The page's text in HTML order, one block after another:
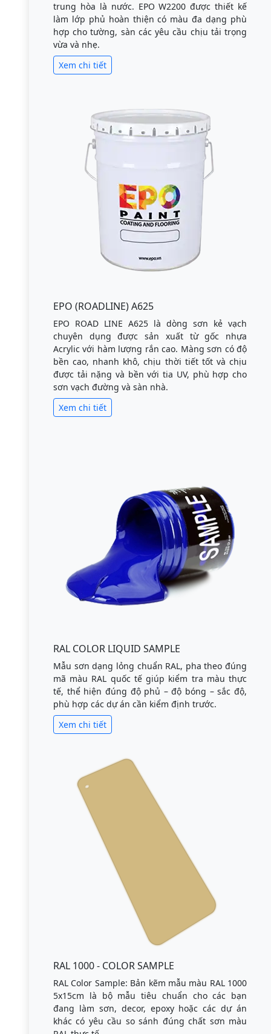
trung hòa là nước. EPO W2200 được thiết kế
làm lớp phủ hoàn thiện có màu đa dạng phù
hợp cho tường, sàn các yêu cầu chịu tải trọng
vừa và nhẹ.
Xem chi tiết
EPO (ROADLINE) A625
EPO ROAD LINE A625 là dòng sơn kẻ vạch
chuyên dụng được sản xuất từ gốc nhựa
Acrylic với hàm lượng rắn cao. Màng sơn có độ
bền cao, nhanh khô, chịu thời tiết tốt và chịu
được tải nặng và bền với tia UV, phù hợp cho
sơn vạch đường và sàn nhà.
Xem chi tiết
RAL COLOR LIQUID SAMPLE
Mẫu sơn dạng lỏng chuẩn RAL, pha theo đúng
mã màu RAL quốc tế giúp kiểm tra màu thực
tế, thể hiện đúng độ phủ – độ bóng – sắc độ,
phù hợp các dự án cần kiểm định trước.
Xem chi tiết
RAL 1000 - COLOR SAMPLE
RAL Color Sample: Bản kẽm mẫu màu RAL 1000
5x15cm là bộ mẫu tiêu chuẩn cho các bạn
đang làm sơn, decor, epoxy hoặc các dự án
khác có yêu cầu so sánh đúng chất sơn màu